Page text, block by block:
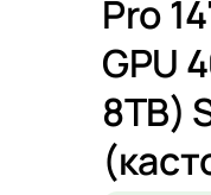
Pro
GPU
8TB)